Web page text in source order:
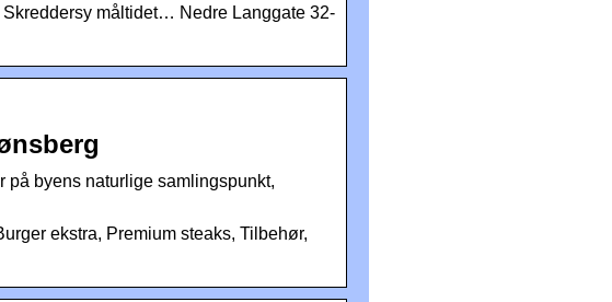
måltidet… Nedre Langgate 32-
byens naturlige samlingspunkt,
ekstra, Premium steaks, Tilbehør,